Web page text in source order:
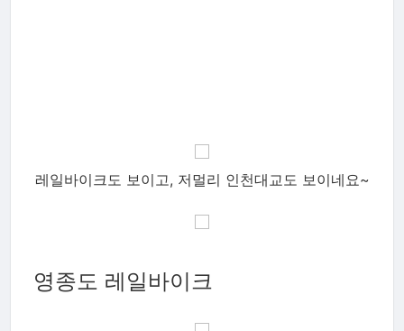
레일바이크도 보이고, 저멀리 인천대교도 보이네요~
영종도 레일바이크